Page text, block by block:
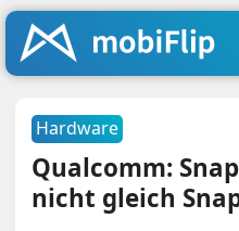
Hardware
Qualcomm:
nicht gleich